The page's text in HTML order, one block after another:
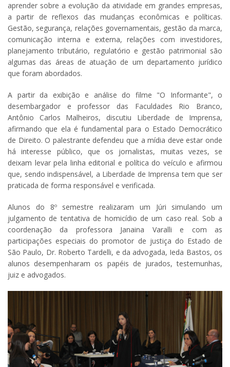
aprender sobre a evolução da atividade em grandes empresas,
a partir de reflexos das mudanças econômicas e políticas.
Gestão, segurança, relações governamentais, gestão da marca,
comunicação interna e externa, relações com investidores,
planejamento tributário, regulatório e gestão patrimonial são
algumas das áreas de atuação de um departamento jurídico
que foram abordados.
A partir da exibição e análise do filme "O Informante", o
desembargador e professor das Faculdades Rio Branco,
Antônio Carlos Malheiros, discutiu Liberdade de Imprensa,
afirmando que ela é fundamental para o Estado Democrático
de Direito. O palestrante defendeu que a mídia deve estar onde
há interesse público, que os jornalistas, muitas vezes, se
deixam levar pela linha editorial e política do veículo e afirmou
que, sendo indispensável, a Liberdade de Imprensa tem que ser
praticada de forma responsável e verificada.
Alunos do 8º semestre realizaram um Júri simulando um
julgamento de tentativa de homicídio de um caso real. Sob a
coordenação da professora Janaina Varalli e com as
participações especiais do promotor de justiça do Estado de
São Paulo, Dr. Roberto Tardelli, e da advogada, Ieda Bastos, os
alunos desempenharam os papéis de jurados, testemunhas,
juiz e advogados.